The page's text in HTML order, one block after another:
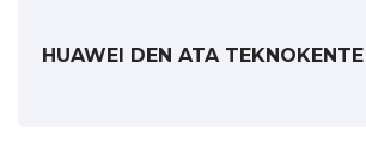
HUAWEI DEN ATA